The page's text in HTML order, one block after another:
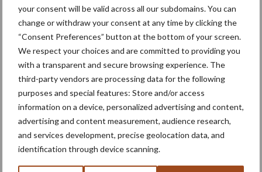
your consent will be valid across all our subdomains. You can
change or withdraw your consent at any time by clicking the
“Consent Preferences” button at the bottom of your screen.
We respect your choices and are committed to providing you
with a transparent and secure browsing experience. The
third-party vendors are processing data for the following
purposes and special features: Store and/or access
information on a device, personalized advertising and content,
advertising and content measurement, audience research,
and services development, precise geolocation data, and
identification through device scanning.
Deze benchmarking zal varkenshouders in staat stellen de eigen
prestaties te verbeteren.
De beheersing van ziekten en plagen is het onderwerp van twee
ontwikkeld om op duurzame wijze zwart wortelrot in veldsla te
voorkomen en indien aanwezig, te remediëren. CABYV zal
manieren ontwikkelen en aanreiken om de infectie en
verspreiding van het CABYV-virus op Vlaamse
komkommerbedrijven te beheersen.